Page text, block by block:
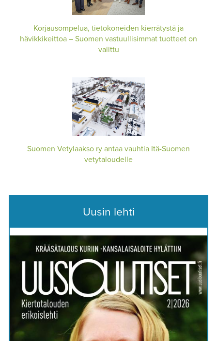
Korjausompelua, tietokoneiden kierrätystä ja
hävikkikeittoa – Suomen vastuullisimmat tuotteet on
valittu
Suomen Vetylaakso ry antaa vauhtia Itä-Suomen
vetytaloudelle
Uusin lehti